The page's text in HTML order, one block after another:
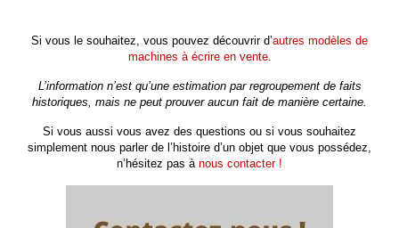
Si vous le souhaitez, vous pouvez découvrir d’autres modèles de
machines à écrire en vente.
L’information n’est qu’une estimation par regroupement de faits
historiques, mais ne peut prouver aucun fait de manière certaine.
Si vous aussi vous avez des questions ou si vous souhaitez
simplement nous parler de l’histoire d’un objet que vous possédez,
n’hésitez pas à nous contacter !